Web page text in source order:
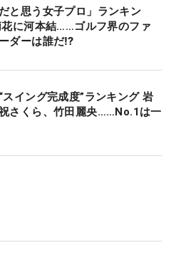
と思う女子プロ」ランキン
花に河本結……ゴルフ界のファ
ダーは誰だ⁉
スイング完成度”ランキング 岩
さくら、竹田麗央……No.1は一